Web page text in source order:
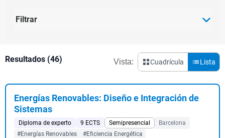
Filtrar
Resultados (46) Vista: Cuadrícula Lista
Energías Renovables: Diseño e Integración de
Sistemas
Diploma de experto 9 ECTS Semipresencial
Barcelona
#Energías Renovables
#Eficiencia Energética